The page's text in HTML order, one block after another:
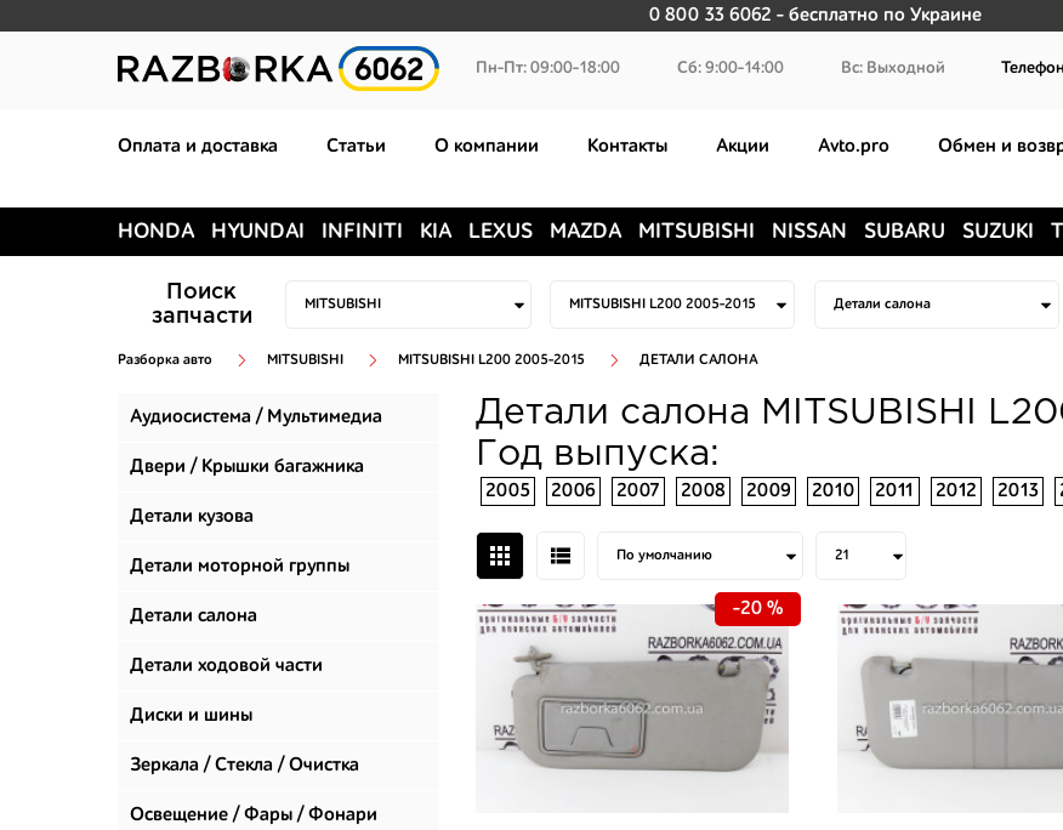
0 800 33 6062 - бесплатно по Украине
Пн-Пт: 09:00-18:00 Сб: 9:00-14:00 Вс: Выходной
Оплата и доставка Статьи О компании Контакты Акции Avto.pro Обмен и
HONDA HYUNDAI INFINITI KIA LEXUS MAZDA MITSUBISHI NISSAN SUBARU SUZUKI
Поиск
запчасти
Разборка авто MITSUBISHI MITSUBISHI L200 2005-2015 ДЕТАЛИ САЛОНА
Аудиосистема / Мультимедиа
Двери / Крышки багажника
Детали кузова
Детали моторной группы
Детали салона
Детали ходовой части
Диски и шины
Зеркала / Стекла / Очистка
стекол
Освещение / Фары / Фонари
Детали салона MITSUBISHI
Год выпуска:
2005 2006 2007 2008 2009 2010 2011 2012 2013
-20 %